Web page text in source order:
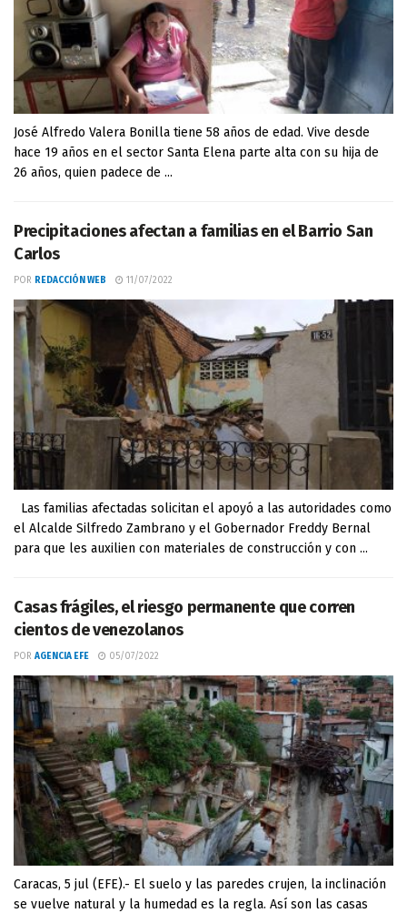
José Alfredo Valera Bonilla tiene 58 años de edad. Vive desde
hace 19 años en el sector Santa Elena parte alta con su hija de
26 años, quien padece de ...
Precipitaciones afectan a familias en el Barrio San
Carlos
POR REDACCIÓN WEB 11/07/2022
Las familias afectadas solicitan el apoyó a las autoridades como
el Alcalde Silfredo Zambrano y el Gobernador Freddy Bernal
para que les auxilien con materiales de construcción y con ...
Casas frágiles, el riesgo permanente que corren
cientos de venezolanos
POR AGENCIA EFE 05/07/2022
Caracas, 5 jul (EFE).- El suelo y las paredes crujen, la inclinación
se vuelve natural y la humedad es la regla. Así son las casas